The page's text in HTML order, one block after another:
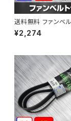
送料無料 ファンベ
ィット 型式GE6
09 （国内トップメー
¥2,274